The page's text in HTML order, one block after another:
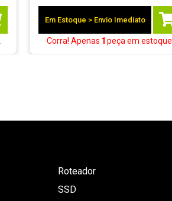
Em Estoque > Envio Imediato
Corra! Apenas 1 peça em estoque.
Roteador
SSD